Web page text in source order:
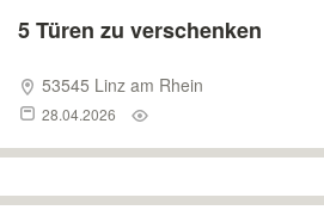
5 Türen zu verschenken
53545 Linz am Rhein
28.04.2026